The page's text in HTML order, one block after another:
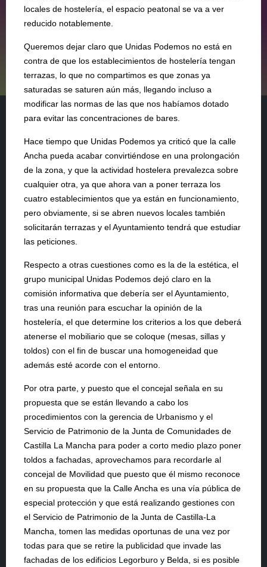
locales de hostelería, el espacio peatonal se va a ver
reducido notablemente.
Queremos dejar claro que Unidas Podemos no está en
contra de que los establecimientos de hostelería tengan
terrazas, lo que no compartimos es que zonas ya
saturadas se saturen aún más, llegando incluso a
modificar las normas de las que nos habíamos dotado
para evitar las concentraciones de bares.
Hace tiempo que Unidas Podemos ya criticó que la calle
Ancha pueda acabar convirtiéndose en una prolongación
de la zona, y que la actividad hostelera prevalezca sobre
cualquier otra, ya que ahora van a poner terraza los
cuatro establecimientos que ya están en funcionamiento,
pero obviamente, si se abren nuevos locales también
solicitarán terrazas y el Ayuntamiento tendrá que estudiar
las peticiones.
Respecto a otras cuestiones como es la de la estética, el
grupo municipal Unidas Podemos dejó claro en la
comisión informativa que debería ser el Ayuntamiento,
tras una reunión para escuchar la opinión de la
hostelería, el que determine los criterios a los que deberá
atenerse el mobiliario que se coloque (mesas, sillas y
toldos) con el fin de buscar una homogeneidad que
además esté acorde con el entorno.
Por otra parte, y puesto que el concejal señala en su
propuesta que se están llevando a cabo los
procedimientos con la gerencia de Urbanismo y el
Servicio de Patrimonio de la Junta de Comunidades de
Castilla La Mancha para poder a corto medio plazo poner
toldos a fachadas, aprovechamos para recordarle al
concejal de Movilidad que puesto que él mismo reconoce
en su propuesta que la Calle Ancha es una vía pública de
especial protección y que está realizando gestiones con
el Servicio de Patrimonio de la Junta de Castilla-La
Mancha, tomen las medidas oportunas de una vez por
todas para que se retire la publicidad que invade las
fachadas de los edificios Legorburo y Belda, si es posible